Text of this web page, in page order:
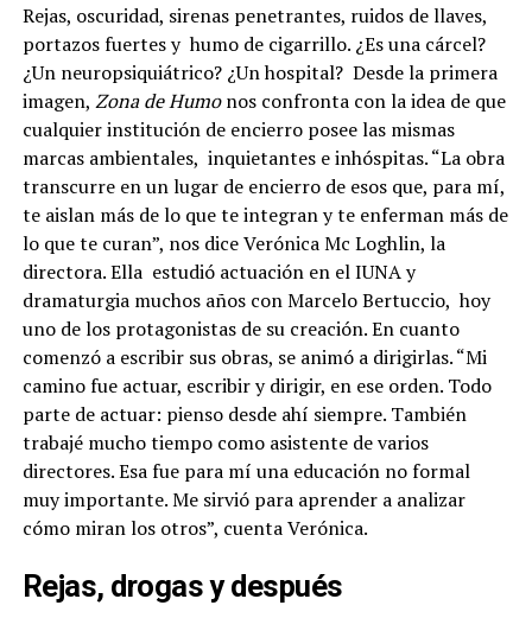
Rejas, oscuridad, sirenas penetrantes, ruidos de llaves,
portazos fuertes y humo de cigarrillo. ¿Es una cárcel?
¿Un neuropsiquiátrico? ¿Un hospital? Desde la primera
imagen, Zona de Humonos confronta con la idea de que
cualquier institución de encierro posee las mismas
marcas ambientales, inquietantes e inhóspitas. “La obra
transcurre en un lugar de encierro de esos que, para mí,
te aislan más de lo que te integran y te enferman más de
lo que te curan”, nos dice Verónica Mc Loghlin, la
directora. Ella estudió actuación en el IUNA y
dramaturgia muchos años con Marcelo Bertuccio, hoy
uno de los protagonistas de su creación. En cuanto
comenzó a escribir sus obras, se animó a dirigirlas. “Mi
camino fue actuar, escribir y dirigir, en ese orden. Todo
parte de actuar: pienso desde ahí siempre. También
trabajé mucho tiempo como asistente de varios
directores. Esa fue para mí una educación no formal
muy importante. Me sirvió para aprender a analizar
cómo miran los otros”, cuenta Verónica.
Rejas, drogas y después